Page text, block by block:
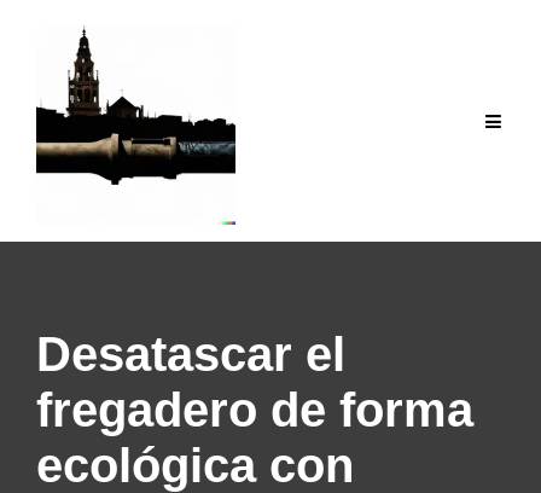
contenido
Desatascar el
fregadero de forma
ecológica con